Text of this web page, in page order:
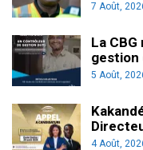
7 Août,
La
gestion
5 Août,
4 Août,